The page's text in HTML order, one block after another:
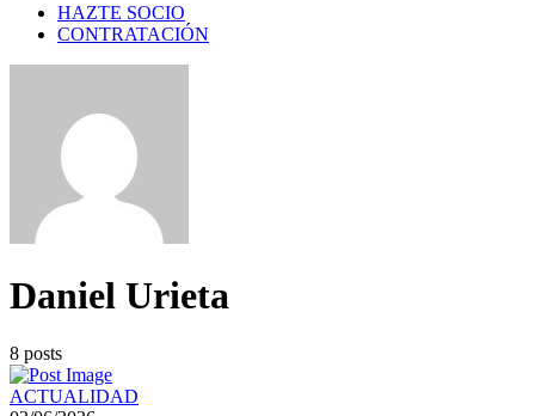
HAZTE SOCIO
CONTRATACIÓN
Daniel Urieta
8 posts
ACTUALIDAD